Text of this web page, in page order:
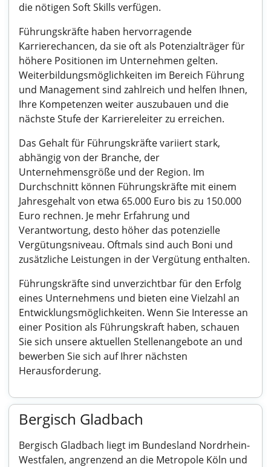
die nötigen Soft Skills verfügen.
Führungskräfte haben hervorragende
Karrierechancen, da sie oft als Potenzialträger für
höhere Positionen im Unternehmen gelten.
Weiterbildungsmöglichkeiten im Bereich Führung
und Management sind zahlreich und helfen Ihnen,
Ihre Kompetenzen weiter auszubauen und die
nächste Stufe der Karriereleiter zu erreichen.
Das Gehalt für Führungskräfte variiert stark,
abhängig von der Branche, der
Unternehmensgröße und der Region. Im
Durchschnitt können Führungskräfte mit einem
Jahresgehalt von etwa 65.000 Euro bis zu 150.000
Euro rechnen. Je mehr Erfahrung und
Verantwortung, desto höher das potenzielle
Vergütungsniveau. Oftmals sind auch Boni und
zusätzliche Leistungen in der Vergütung enthalten.
Führungskräfte sind unverzichtbar für den Erfolg
eines Unternehmens und bieten eine Vielzahl an
Entwicklungsmöglichkeiten. Wenn Sie Interesse an
einer Position als Führungskraft haben, schauen
Sie sich unsere aktuellen Stellenangebote an und
bewerben Sie sich auf Ihrer nächsten
Herausforderung.
Bergisch Gladbach
Bergisch Gladbach liegt im Bundesland Nordrhein-
Westfalen, angrenzend an die Metropole Köln und